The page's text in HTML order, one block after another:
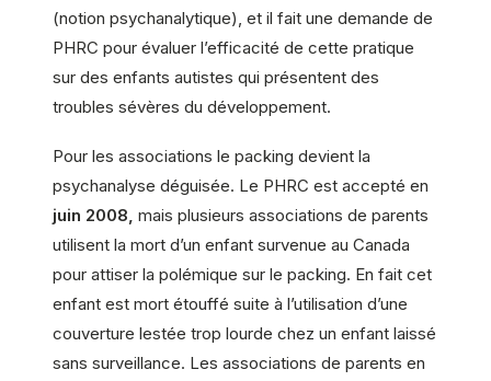
(notion psychanalytique), et il fait une demande de
PHRC pour évaluer l’efficacité de cette pratique
sur des enfants autistes qui présentent des
troubles sévères du développement.
Pour les associations le packing devient la
psychanalyse déguisée. Le PHRC est accepté en
juin 2008, mais plusieurs associations de parents
utilisent la mort d’un enfant survenue au Canada
pour attiser la polémique sur le packing. En fait cet
enfant est mort étouffé suite à l’utilisation d’une
couverture lestée trop lourde chez un enfant laissé
sans surveillance. Les associations de parents en